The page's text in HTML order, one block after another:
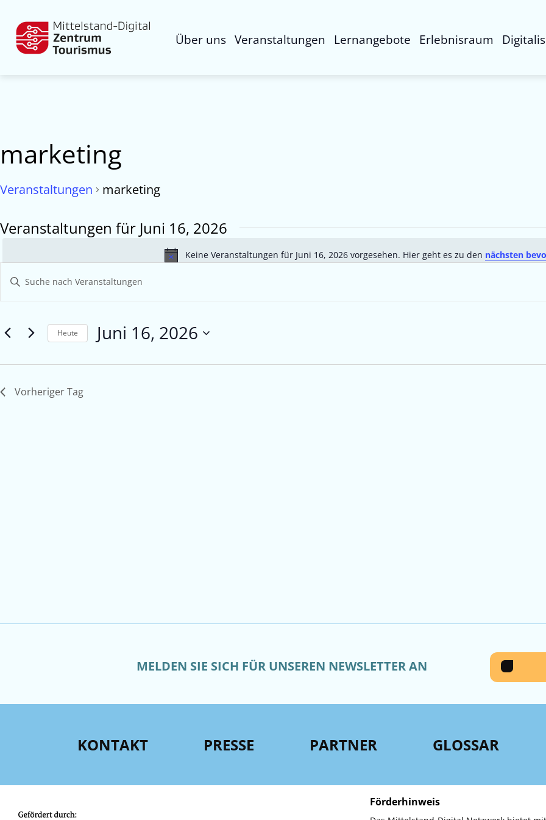
Über uns Veranstaltungen Lernangebote Erlebnisraum
marketing
Veranstaltungen marketing
Veranstaltungen für Juni 16, 2026
Hinweis
Keine Veranstaltungen für Juni 16, 2026 vorgesehen. Hier geht es zu den nächsten
Veranstaltungen
Suche
Ansichten,
Bitte
Schlüsselwort
eingeben.
nach
Veranstaltungen
Heute Juni 16, 2026
wählen.
Vorheriger Tag
MELDEN SIE SICH FÜR UNSEREN NEWSLETTER AN
KONTAKT PRESSE PARTNER GLOSSAR
Förderhinweis